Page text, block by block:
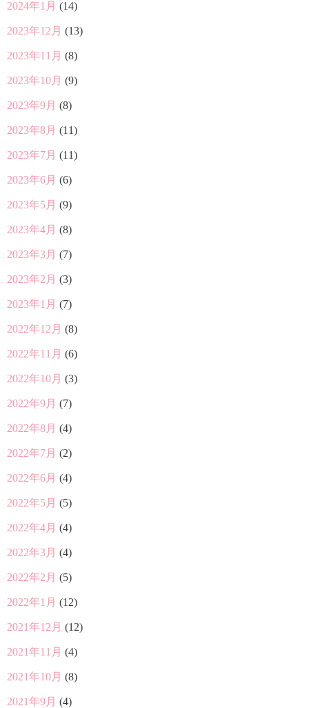
2024年1月 (14)
2023年12月 (13)
2023年11月 (8)
2023年10月 (9)
2023年9月 (8)
2023年8月 (11)
2023年7月 (11)
2023年6月 (6)
2023年5月 (9)
2023年4月 (8)
2023年3月 (7)
2023年2月 (3)
2023年1月 (7)
2022年12月 (8)
2022年11月 (6)
2022年10月 (3)
2022年9月 (7)
2022年8月 (4)
2022年7月 (2)
2022年6月 (4)
2022年5月 (5)
2022年4月 (4)
2022年3月 (4)
2022年2月 (5)
2022年1月 (12)
2021年12月 (12)
2021年11月 (4)
2021年10月 (8)
2021年9月 (4)